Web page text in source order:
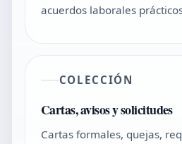
acuerdos laborales
COLECCIÓN
Cartas, avisos y solicitudes
Cartas formales, quejas,